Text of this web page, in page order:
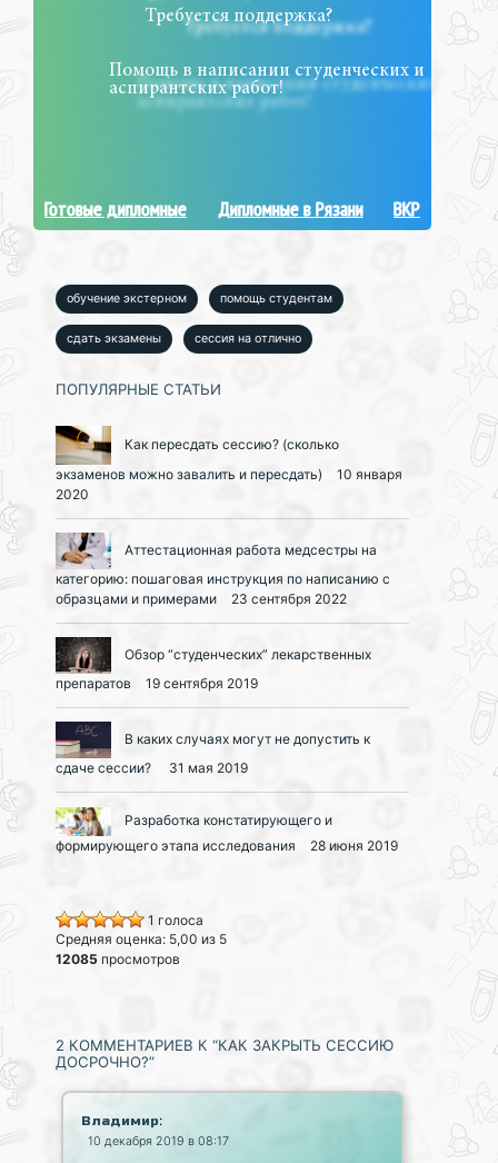
Требуется поддержка?
Помощь в написании студенческих и
аспирантских работ!
Готовые дипломные Дипломные в Рязани ВКР
обучение экстерном помощь студентам
сдать экзамены сессия на отлично
ПОПУЛЯРНЫЕ СТАТЬИ
Как пересдать сессию? (сколько
экзаменов можно завалить и пересдать)
10 января
2020
Аттестационная работа медсестры на
категорию: пошаговая инструкция по написанию с
образцами и примерами
23 сентября 2022
Обзор “студенческих” лекарственных
препаратов
19 сентября 2019
В каких случаях могут не допустить к
сдаче сессии?
31 мая 2019
Разработка констатирующего и
формирующего этапа исследования
28 июня 2019
1 голоса
Средняя оценка: 5,00 из 5
12085 просмотров
2 КОММЕНТАРИЕВ К “КАК ЗАКРЫТЬ СЕССИЮ
ДОСРОЧНО?”
Владимир:
10 декабря 2019 в 08:17